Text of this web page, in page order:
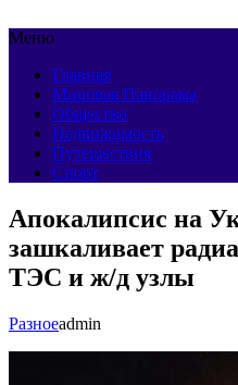
Меню
Главная
Мировая Панорама
Общество
Недвижимость
Путешествия
Спорт
Апокалипсис на
зашкаливает
ТЭС и ж/д узлы
Разноеadmin